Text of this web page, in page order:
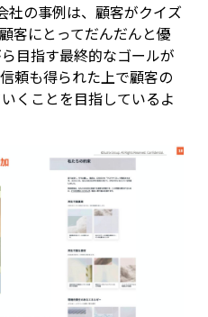
社の事例は、顧客がクイズ
客にとってだんだんと優
目指す最終的なゴールが
頼も得られた上で顧客の
くことを目指しているよ